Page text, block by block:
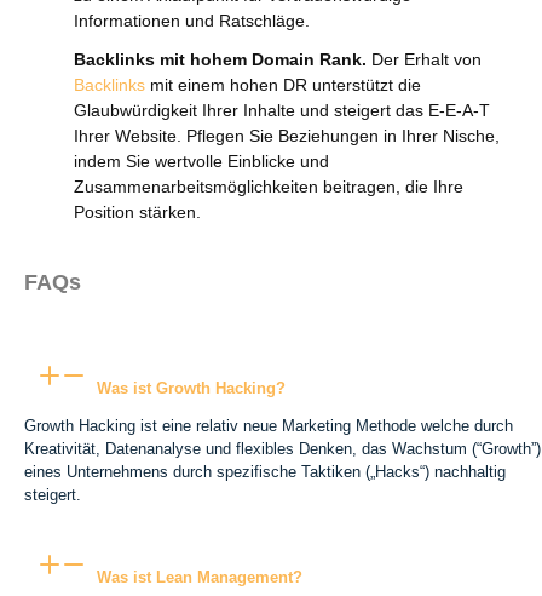
Informationen und Ratschläge.
Backlinks mit hohem Domain Rank. Der Erhalt von
Backlinks mit einem hohen DR unterstützt die
Glaubwürdigkeit Ihrer Inhalte und steigert das E-E-A-T
Ihrer Website. Pflegen Sie Beziehungen in Ihrer Nische,
indem Sie wertvolle Einblicke und
Zusammenarbeitsmöglichkeiten beitragen, die Ihre
Position stärken.
FAQs
Was ist Growth Hacking?
Growth Hacking ist eine relativ neue Marketing Methode welche durch
Kreativität, Datenanalyse und flexibles Denken, das Wachstum (“Growth”)
eines Unternehmens durch spezifische Taktiken („Hacks“) nachhaltig
steigert.
Was ist Lean Management?